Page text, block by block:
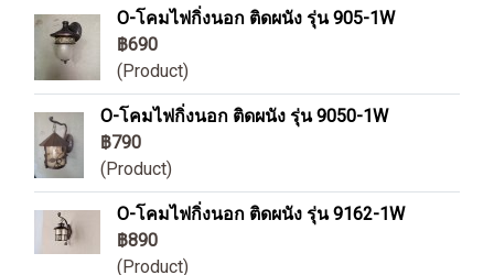
O-โคมไฟกิ่งนอก ติดผนัง รุ่น 905-1W
฿690
(Product)
O-โคมไฟกิ่งนอก ติดผนัง รุ่น 9050-1W
฿790
(Product)
O-โคมไฟกิ่งนอก ติดผนัง รุ่น 9162-1W
฿890
(Product)